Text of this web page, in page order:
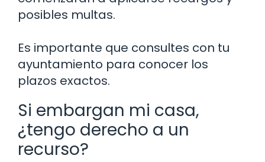
posibles multas.
Es importante que consultes con tu
ayuntamiento para conocer los
plazos exactos.
Si embargan mi casa,
¿tengo derecho a un
recurso?